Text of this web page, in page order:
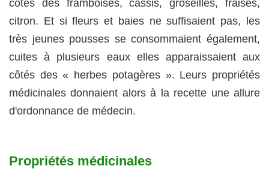
côtés des framboises, cassis, groseilles, fraises,
citron. Et si fleurs et baies ne suffisaient pas, les
très jeunes pousses se consommaient également,
cuites à plusieurs eaux elles apparaissaient aux
côtés des « herbes potagères ». Leurs propriétés
médicinales donnaient alors à la recette une allure
d'ordonnance de médecin.
Propriétés médicinales